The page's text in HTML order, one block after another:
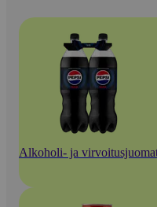
Alkoholi- ja